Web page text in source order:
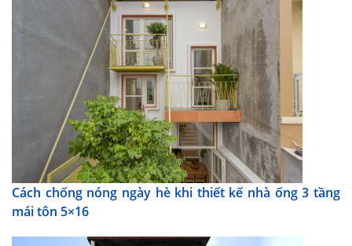
Cách chống nóng ngày hè khi thiết kế nhà ống 3 tầng
mái tôn 5×16